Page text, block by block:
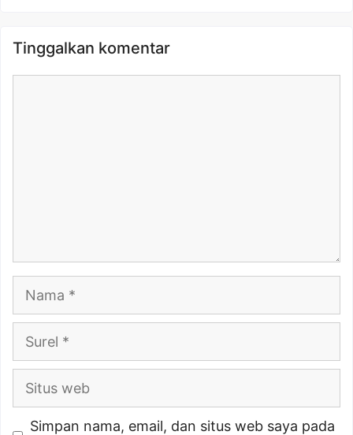
Tinggalkan komentar
Surel
Situs
Simpan nama, email, dan situs web saya pada